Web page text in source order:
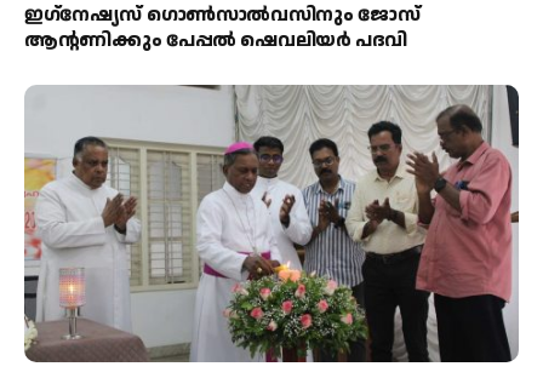
ഇഗ്‌നേഷ്യസ് ഗൊൺസാൽവസിനും ജോസ്
ആന്റണിക്കും പേപ്പൽ ഷെവലിയർ പദവി